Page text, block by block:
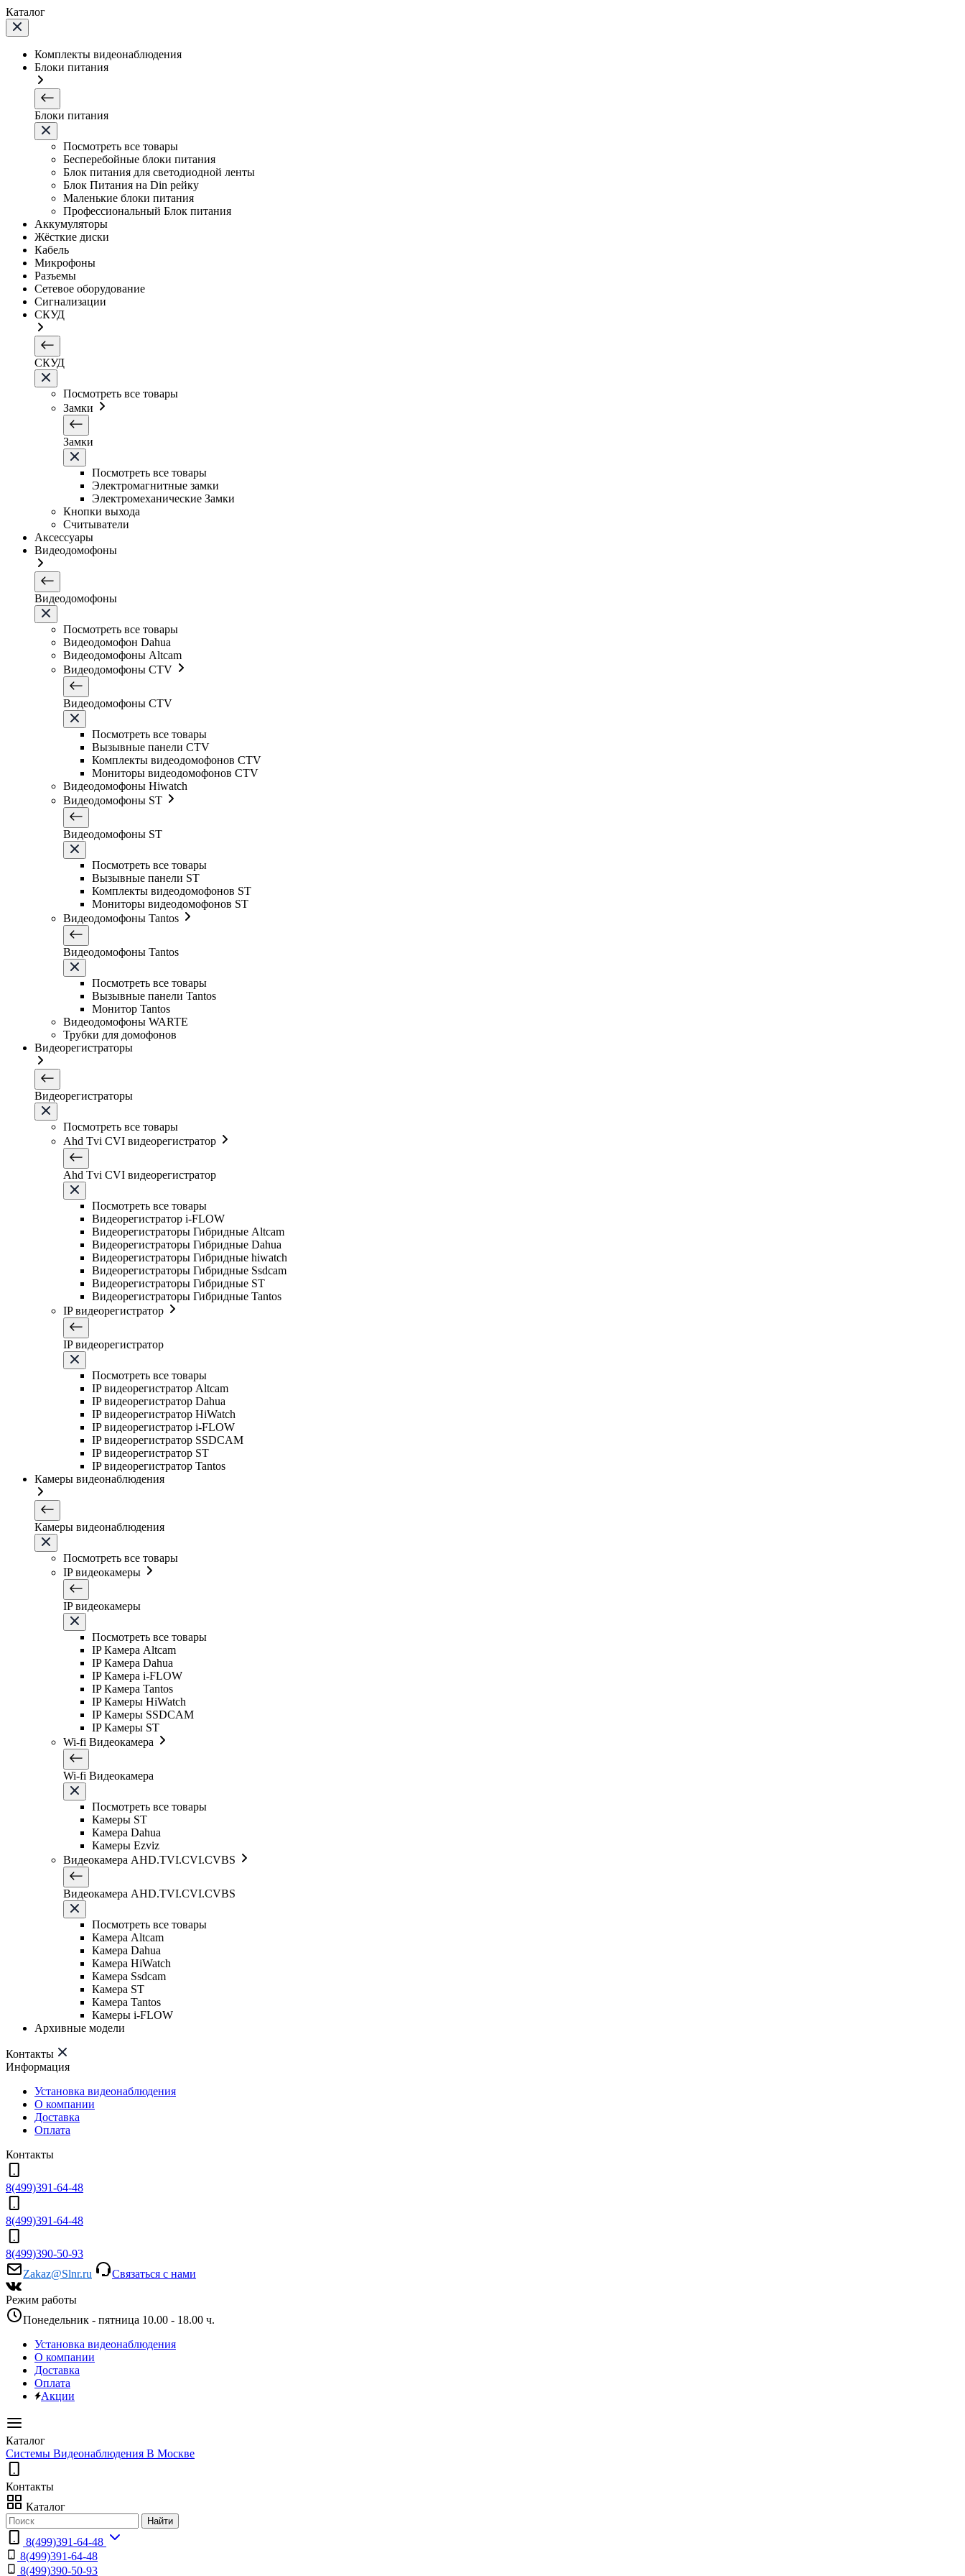
Каталог
Комплекты видеонаблюдения
Блоки питания
Блоки питания
Посмотреть все товары
Бесперебойные блоки питания
Блок питания для светодиодной ленты
Блок Питания на Din рейку
Маленькие блоки питания
Профессиональный Блок питания
Аккумуляторы
Жёсткие диски
Кабель
Микрофоны
Разъемы
Сетевое оборудование
Сигнализации
СКУД
СКУД
Посмотреть все товары
Замки
Замки
Посмотреть все товары
Электромагнитные замки
Электромеханические Замки
Кнопки выхода
Считыватели
Аксессуары
Видеодомофоны
Видеодомофоны
Посмотреть все товары
Видеодомофон Dahua
Видеодомофоны Altcam
Видеодомофоны CTV
Видеодомофоны CTV
Посмотреть все товары
Вызывные панели CTV
Комплекты видеодомофонов CTV
Мониторы видеодомофонов CTV
Видеодомофоны Hiwatch
Видеодомофоны ST
Видеодомофоны ST
Посмотреть все товары
Вызывные панели ST
Комплекты видеодомофонов ST
Мониторы видеодомофонов ST
Видеодомофоны Tantos
Видеодомофоны Tantos
Посмотреть все товары
Вызывные панели Tantos
Монитор Tantos
Видеодомофоны WARTE
Трубки для домофонов
Видеорегистраторы
Видеорегистраторы
Посмотреть все товары
Ahd Tvi CVI видеорегистратор
Ahd Tvi CVI видеорегистратор
Посмотреть все товары
Видеорегистратор i-FLOW
Видеорегистраторы Гибридные Altcam
Видеорегистраторы Гибридные Dahua
Видеорегистраторы Гибридные hiwatch
Видеорегистраторы Гибридные Ssdcam
Видеорегистраторы Гибридные ST
Видеорегистраторы Гибридные Tantos
IP видеорегистратор
IP видеорегистратор
Посмотреть все товары
IP видеорегистратор Altcam
IP видеорегистратор Dahua
IP видеорегистратор HiWatch
IP видеорегистратор i-FLOW
IP видеорегистратор SSDCAM
IP видеорегистратор ST
IP видеорегистратор Tantos
Камеры видеонаблюдения
Камеры видеонаблюдения
Посмотреть все товары
IP видеокамеры
IP видеокамеры
Посмотреть все товары
IP Камера Altcam
IP Камера Dahua
IP Камера i-FLOW
IP Камера Tantos
IP Камеры HiWatch
IP Камеры SSDCAM
IP Камеры ST
Wi-fi Видеокамера
Wi-fi Видеокамера
Посмотреть все товары
Камеры ST
Камера Dahua
Камеры Ezviz
Видеокамера AHD.TVI.CVI.CVBS
Видеокамера AHD.TVI.CVI.CVBS
Посмотреть все товары
Камера Altcam
Камера Dahua
Камера HiWatch
Камера Ssdcam
Камера ST
Камера Tantos
Камеры i-FLOW
Архивные модели
Контакты
Информация
Установка видеонаблюдения
О компании
Доставка
Оплата
Контакты
8(499)391-64-48
8(499)391-64-48
8(499)390-50-93
Zakaz@Slnr.ru
Связаться с нами
Режим работы
Понедельник - пятница 10.00 - 18.00 ч.
Установка видеонаблюдения
О компании
Доставка
Оплата
Акции
Каталог
Системы Видеонаблюдения В Москве
Контакты
Каталог
Найти
8(499)391-64-48
8(499)391-64-48
8(499)390-50-93